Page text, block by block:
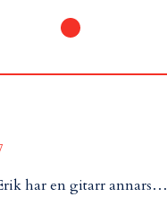
har en gitarr annars…